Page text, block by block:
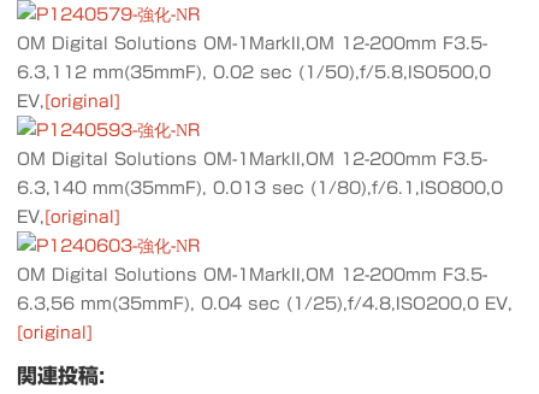
OM Digital Solutions OM-1MarkII,OM 12-200mm F3.5-
6.3,112 mm(35mmF), 0.02 sec (1/50),f/5.8,ISO500,0
EV, [original]
OM Digital Solutions OM-1MarkII,OM 12-200mm F3.5-
6.3,140 mm(35mmF), 0.013 sec (1/80),f/6.1,ISO800,0
EV, [original]
OM Digital Solutions OM-1MarkII,OM 12-200mm F3.5-
6.3,56 mm(35mmF), 0.04 sec (1/25),f/4.8,ISO200,0 EV,
[original]
関連投稿: